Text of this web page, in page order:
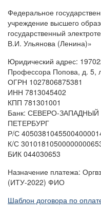
Федеральное
учреждение высшего
государственный
В.И. Ульянова (Ленина)»
Юридический адрес:
Профессора Попова, д.
ОГРН 1027806875381
ИНН 7813045402
КПП 781301001
Банк: СЕВЕРО-
ПЕТЕРБУРГ
Р/С
К/С
БИК 044030653
Назначение платежа:
(ИТУ-2022) ФИО
Шаблон договора по